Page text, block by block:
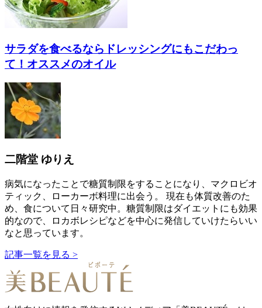
サラダを食べるならドレッシングにもこだわっ
て！オススメのオイル
二階堂 ゆりえ
病気になったことで糖質制限をすることになり、マクロビオ
ティック、ローカーボ料理に出会う。 現在も体質改善のた
め、食について日々研究中。糖質制限はダイエットにも効果
的なので、ロカボレシピなどを中心に発信していけたらいい
なと思っています。
記事一覧を見る >